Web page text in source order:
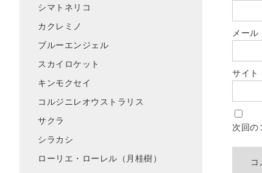
メール
サイト
次回の
シマトネリコ
カクレミノ
ブルーエンジェル
スカイロケット
キンモクセイ
コルジニレオウストラリス
サクラ
シラカシ
ローリエ・ローレル（月桂樹）